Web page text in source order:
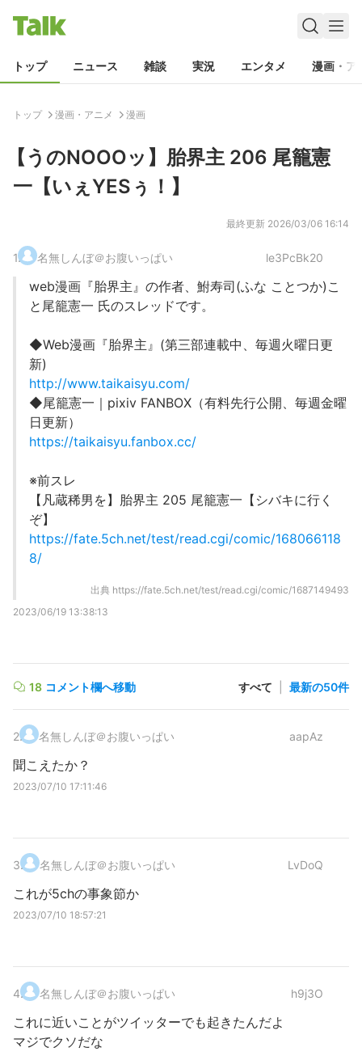
トップ ニュース 雑談 実況 エンタメ 漫画・ア
トップ 漫画・アニメ 漫画
【うのNOOOッ】胎界主 206 尾籠憲
一【いぇYESぅ！】
最終更新 2026/03/06 16:14
1. 名無しんぼ＠お腹いっぱい le3PcBk20
web漫画『胎界主』の作者、鮒寿司(ふな ことつか)こ
と尾籠憲一 氏のスレッドです。
◆Web漫画『胎界主』(第三部連載中、毎週火曜日更
新)
http://www.taikaisyu.com/
◆尾籠憲一｜pixiv FANBOX（有料先行公開、毎週金曜
日更新）
https://taikaisyu.fanbox.cc/
※前スレ
【凡蔵稀男を】胎界主 205 尾籠憲一【シバキに行く
ぞ】
https://fate.5ch.net/test/read.cgi/comic/168066118
8/
出典 https://fate.5ch.net/test/read.cgi/comic/1687149493
2023/06/19 13:38:13
18 コメント欄へ移動 すべて 最新の50件
2. 名無しんぼ＠お腹いっぱい aapAz
聞こえたか？
2023/07/10 17:11:46
3. 名無しんぼ＠お腹いっぱい LvDoQ
これが5chの事象節か
2023/07/10 18:57:21
4. 名無しんぼ＠お腹いっぱい h9j3O
これに近いことがツイッターでも起きたんだよ
マジでクソだな